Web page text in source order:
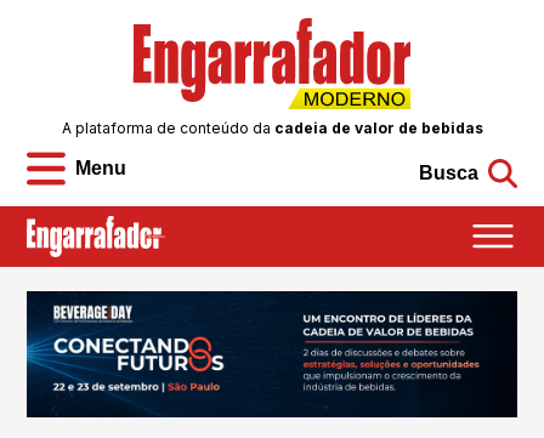
Menu
A plataforma de conteúdo da cadeia de valor de bebidas
Busca